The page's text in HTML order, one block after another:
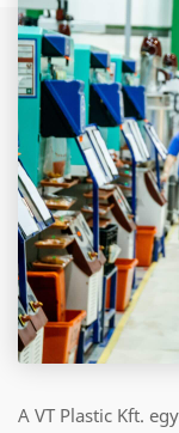
A VT Plastic Kft.